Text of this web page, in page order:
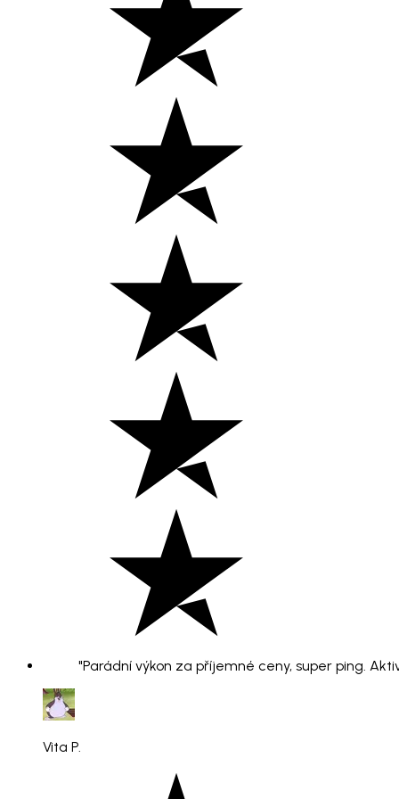
"Parádní výkon za příjemné ceny, super ping.
Vita P.